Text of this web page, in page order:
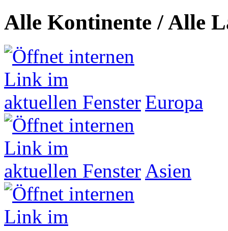
Alle Kontinente / Alle
Europa
Asien